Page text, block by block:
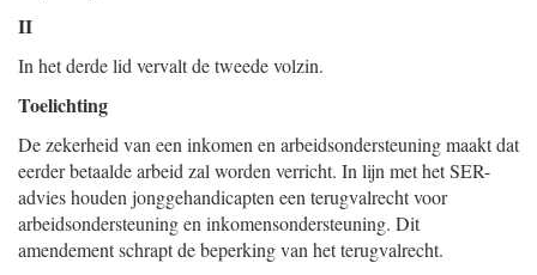
II
In het derde lid vervalt de tweede volzin.
Toelichting
De zekerheid van een inkomen en arbeidsondersteuning maakt dat
eerder betaalde arbeid zal worden verricht. In lijn met het SER-
advies houden jonggehandicapten een terugvalrecht voor
arbeidsondersteuning en inkomensondersteuning. Dit
amendement schrapt de beperking van het terugvalrecht.